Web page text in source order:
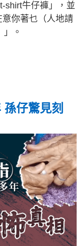
shirt牛仔褲」，並
你著乜（人地請
。
仔驚見刻